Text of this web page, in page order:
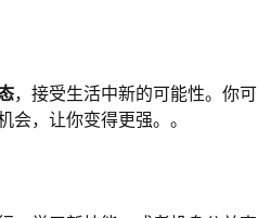
，接受生活中新的可能性。你可
会，让你变得更强。。